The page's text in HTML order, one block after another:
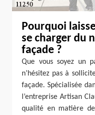
Pourquoi
se charger du
façade ?
Que vous soyez un
n’hésitez pas à
façade. Spécialisée
l’entreprise Artisan
qualité en matière